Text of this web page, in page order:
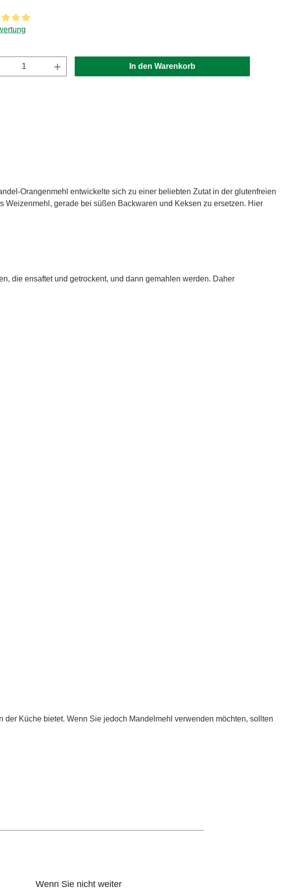
Bewertung von 5 von 5 Sternen
Anzahl: Gib den gewünschten Wert ein oder
In den Warenkorb
Orangenmehl entwickelte sich zu einer beliebten Zutat in der glutenfreien
gerade bei süßen Backwaren und Keksen zu ersetzen. Hier
die ensaftet und getrockent, und dann gemahlen werden. Daher
Küche bietet. Wenn Sie jedoch Mandelmehl verwenden möchten, sollten
Wenn Sie nicht weiter